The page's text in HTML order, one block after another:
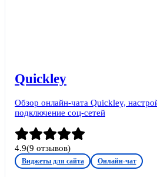
Quickley
Обзор онлайн-чата Quickley,
подключение соц-сетей
4.9(9 отзывов)
Виджеты для сайта Онлайн-чат